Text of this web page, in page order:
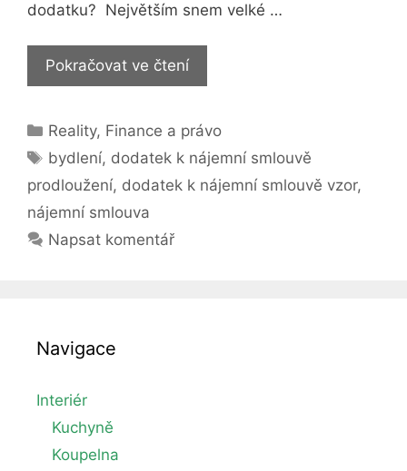
dodatku? Největším snem velké …
Pokračovat ve čteníJak
správně
dodatek
k
nájemní
smlouvě
Rubriky
Reality, Finance a právo
Štítky
bydlení, dodatek k nájemní smlouvě
prodloužení, dodatek k nájemní smlouvě vzor,
nájemní smlouva
Napsat komentář
Navigace
Interiér
Kuchyně
Koupelna